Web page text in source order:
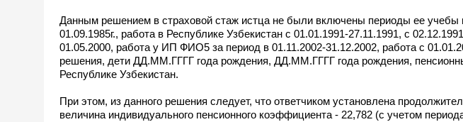
Данным решением в страховой стаж истца не были включены периоды ее учебы
01.09.1985г., работа в Республике Узбекистан с 01.01.1991-27.11.1991, с
01.05.2000, работа у ИП ФИО5 за период в 01.11.2002-31.12.2002, работа с
решения, дети ДД.ММ.ГГГГ года рождения, ДД.ММ.ГГГГ года рождения,
Республике Узбекистан.
При этом, из данного решения следует, что ответчиком установлена
величина индивидуального пенсионного коэффициента - 22,782 (с учетом